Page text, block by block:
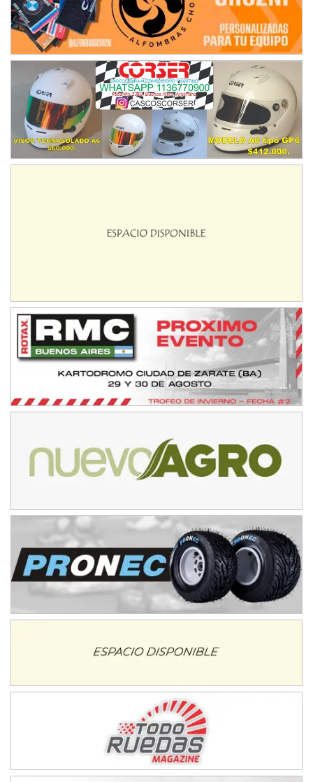
NORESTE SANTAFESINO - F6
Ciudad de Avellaneda (Asfalto)
Avellaneda (Santa Fe)
SUR SANTAFESINO - F4
José Samuel Sánchez (Tierra)
Rufino (Santa Fe)
TUCUMANO - F5
Juan Navarro (Asfalto)